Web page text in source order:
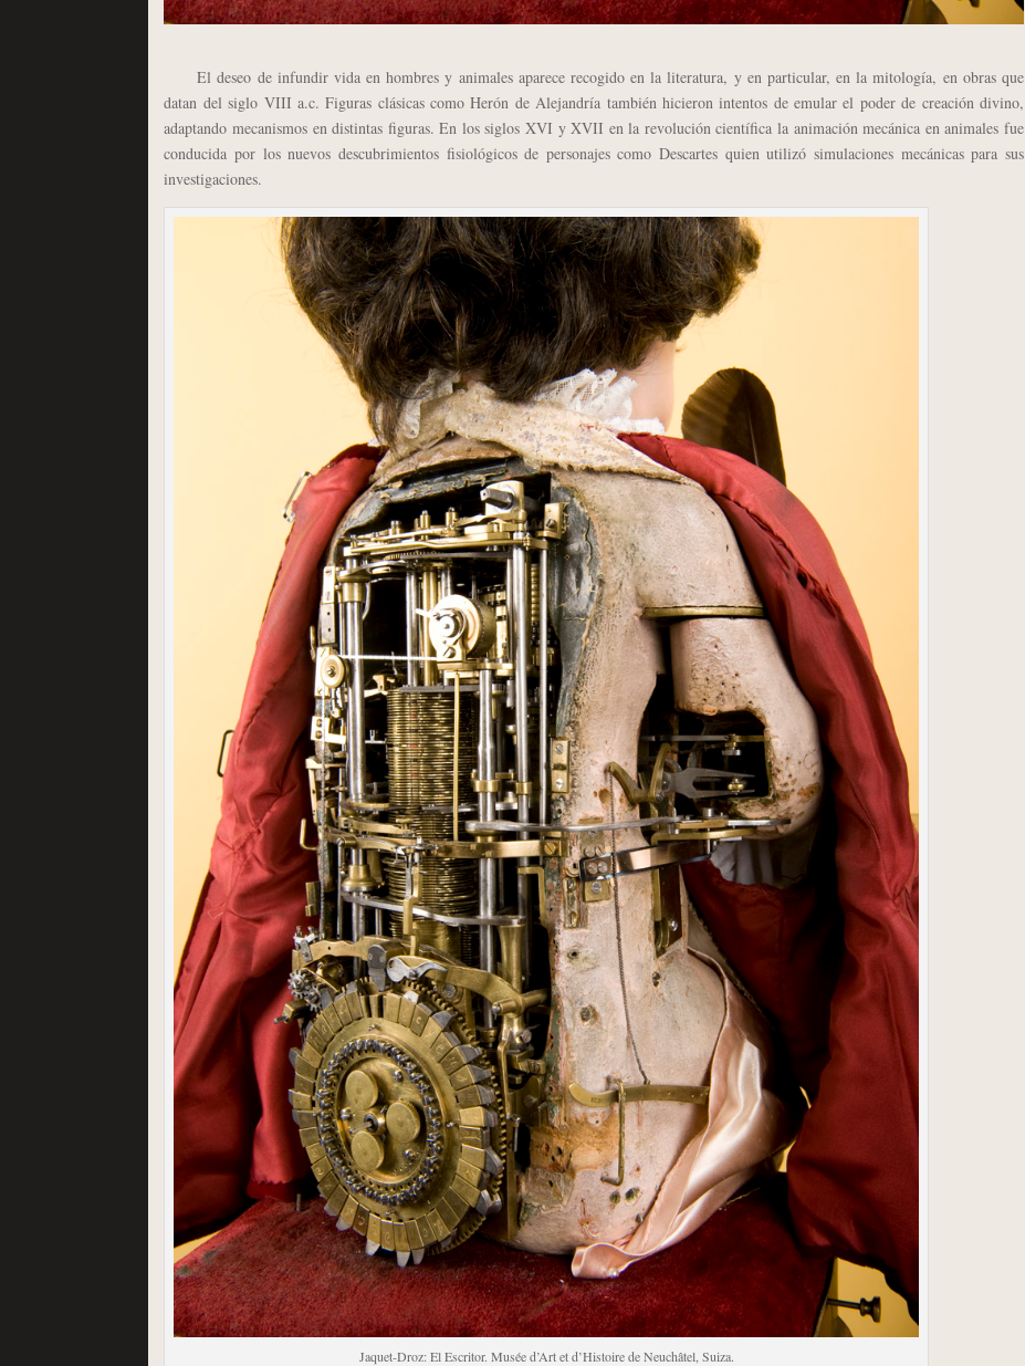
El deseo de infundir vida en hombres y animales aparece recogido en la literatura, y en particular, en la mitología, en obras que
datan del siglo VIII a.c. Figuras clásicas como Herón de Alejandría también hicieron intentos de emular el poder de creación divino,
adaptando mecanismos en distintas figuras. En los siglos XVI y XVII en la revolución científica la animación mecánica en animales fue
conducida por los nuevos descubrimientos fisiológicos de personajes como Descartes quien utilizó simulaciones mecánicas para sus
investigaciones.
Jaquet-Droz: El Escritor. Musée d’Art et d’Histoire de Neuchâtel, Suiza.